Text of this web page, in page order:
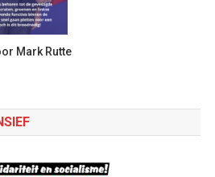
Mark Rutte